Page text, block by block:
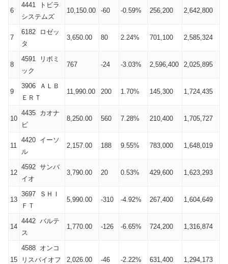
6
4441 トビラ
システムズ
10,150.00 -60 -0.59% 256,200 2,642,800
7
6182 ロゼッ
タ
3,650.00 80 2.24% 701,100 2,585,324
8
4591 リボミ
ック
767 -24 -3.03% 2,596,400 2,025,895
9
3906 ＡＬＢ
ＥＲＴ
11,990.00 200 1.70% 145,300 1,724,435
10
4435 カオナ
ビ
8,250.00 560 7.28% 210,400 1,705,727
11
4420 イーソ
ル
2,157.00 188 9.55% 783,000 1,648,019
12
4592 サンバ
イオ
3,790.00 20 0.53% 429,600 1,623,293
13
3697 ＳＨＩ
ＦＴ
5,990.00 -310 -4.92% 267,400 1,604,649
14
4442 バルテ
ス
1,770.00 -126 -6.65% 724,200 1,316,874
15
4588 オンコ
リスバイオフ
2,026.00 -46 -2.22% 631,400 1,294,173